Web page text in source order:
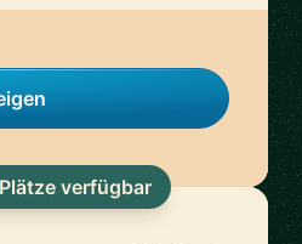
verfügbar